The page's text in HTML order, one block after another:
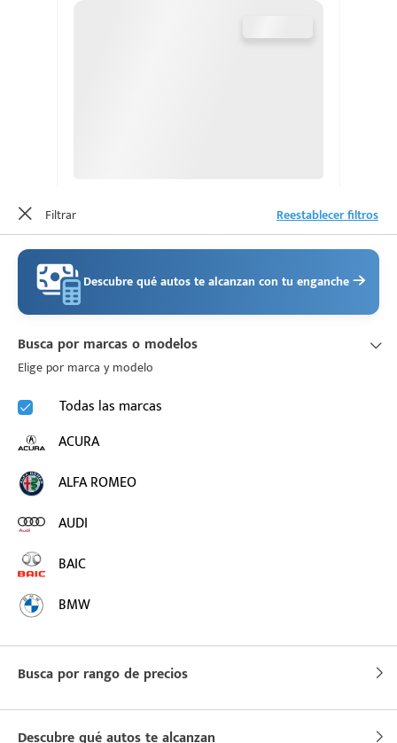
Filtrar Reestablecer filtros
Descubre qué autos te alcanzan con tu enganche
Busca por marcas o modelos
Elige por marca y modelo
Todas las marcas
ACURA
ALFA ROMEO
AUDI
BAIC
BMW
BUICK
BYD
CADILLAC
Busca por rango de precios
Descubre qué autos te alcanzan